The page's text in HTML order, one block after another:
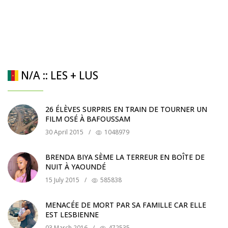
N/A :: LES + LUS
26 ÉLÈVES SURPRIS EN TRAIN DE TOURNER UN
FILM OSÉ À BAFOUSSAM
30 April 2015 / 1048979
BRENDA BIYA SÈME LA TERREUR EN BOÎTE DE
NUIT À YAOUNDÉ
15 July 2015 / 585838
MENACÉE DE MORT PAR SA FAMILLE CAR ELLE
EST LESBIENNE